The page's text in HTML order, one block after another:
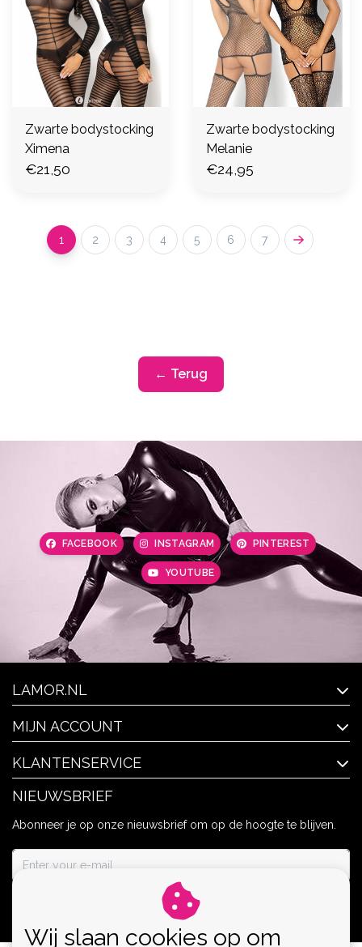
Zwarte bodystocking
Ximena
€21,50
Zwarte bodystocking
Melanie
€24,95
1 2 3 4 5 6 7
← Terug
FACEBOOK INSTAGRAM PINTEREST
YOUTUBE
LAMOR.NL
MIJN ACCOUNT
KLANTENSERVICE
NIEUWSBRIEF
Abonneer je op onze nieuwsbrief om op de hoogte te blijven.
Wij slaan cookies op om